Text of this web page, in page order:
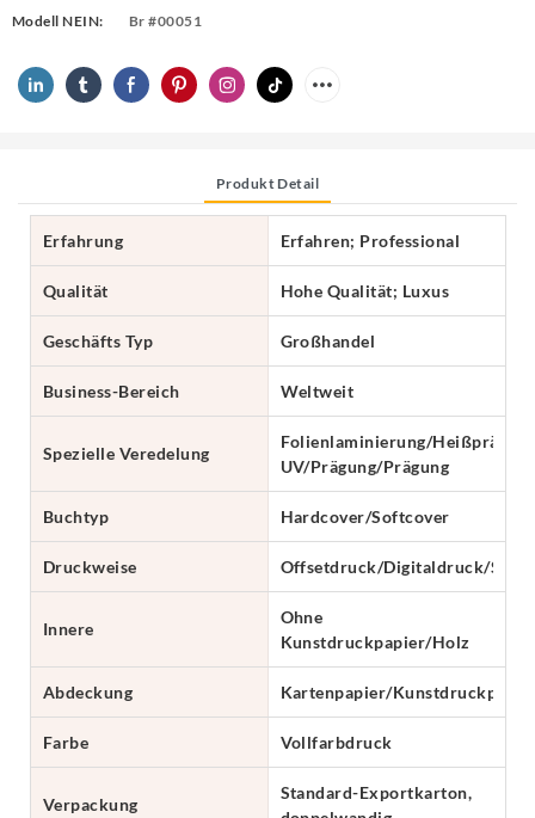
Modell NEIN:
Br #00051
Produkt Detail
Erfahrung Erfahren; Professional
Qualität Hohe Qualität; Luxus
Geschäfts Typ Großhandel
Business-Bereich Weltweit
Spezielle Veredelung
Folienlaminierung/
UV/Prägung/Prägung
Buchtyp Hardcover/Softcover
Druckweise Offsetdruck/Digitaldruck/
Innere
Ohne
Kunstdruckpapier/Holz
Abdeckung Kartenpapier/
Farbe Vollfarbdruck
Verpackung
Standard-Exportkarton,